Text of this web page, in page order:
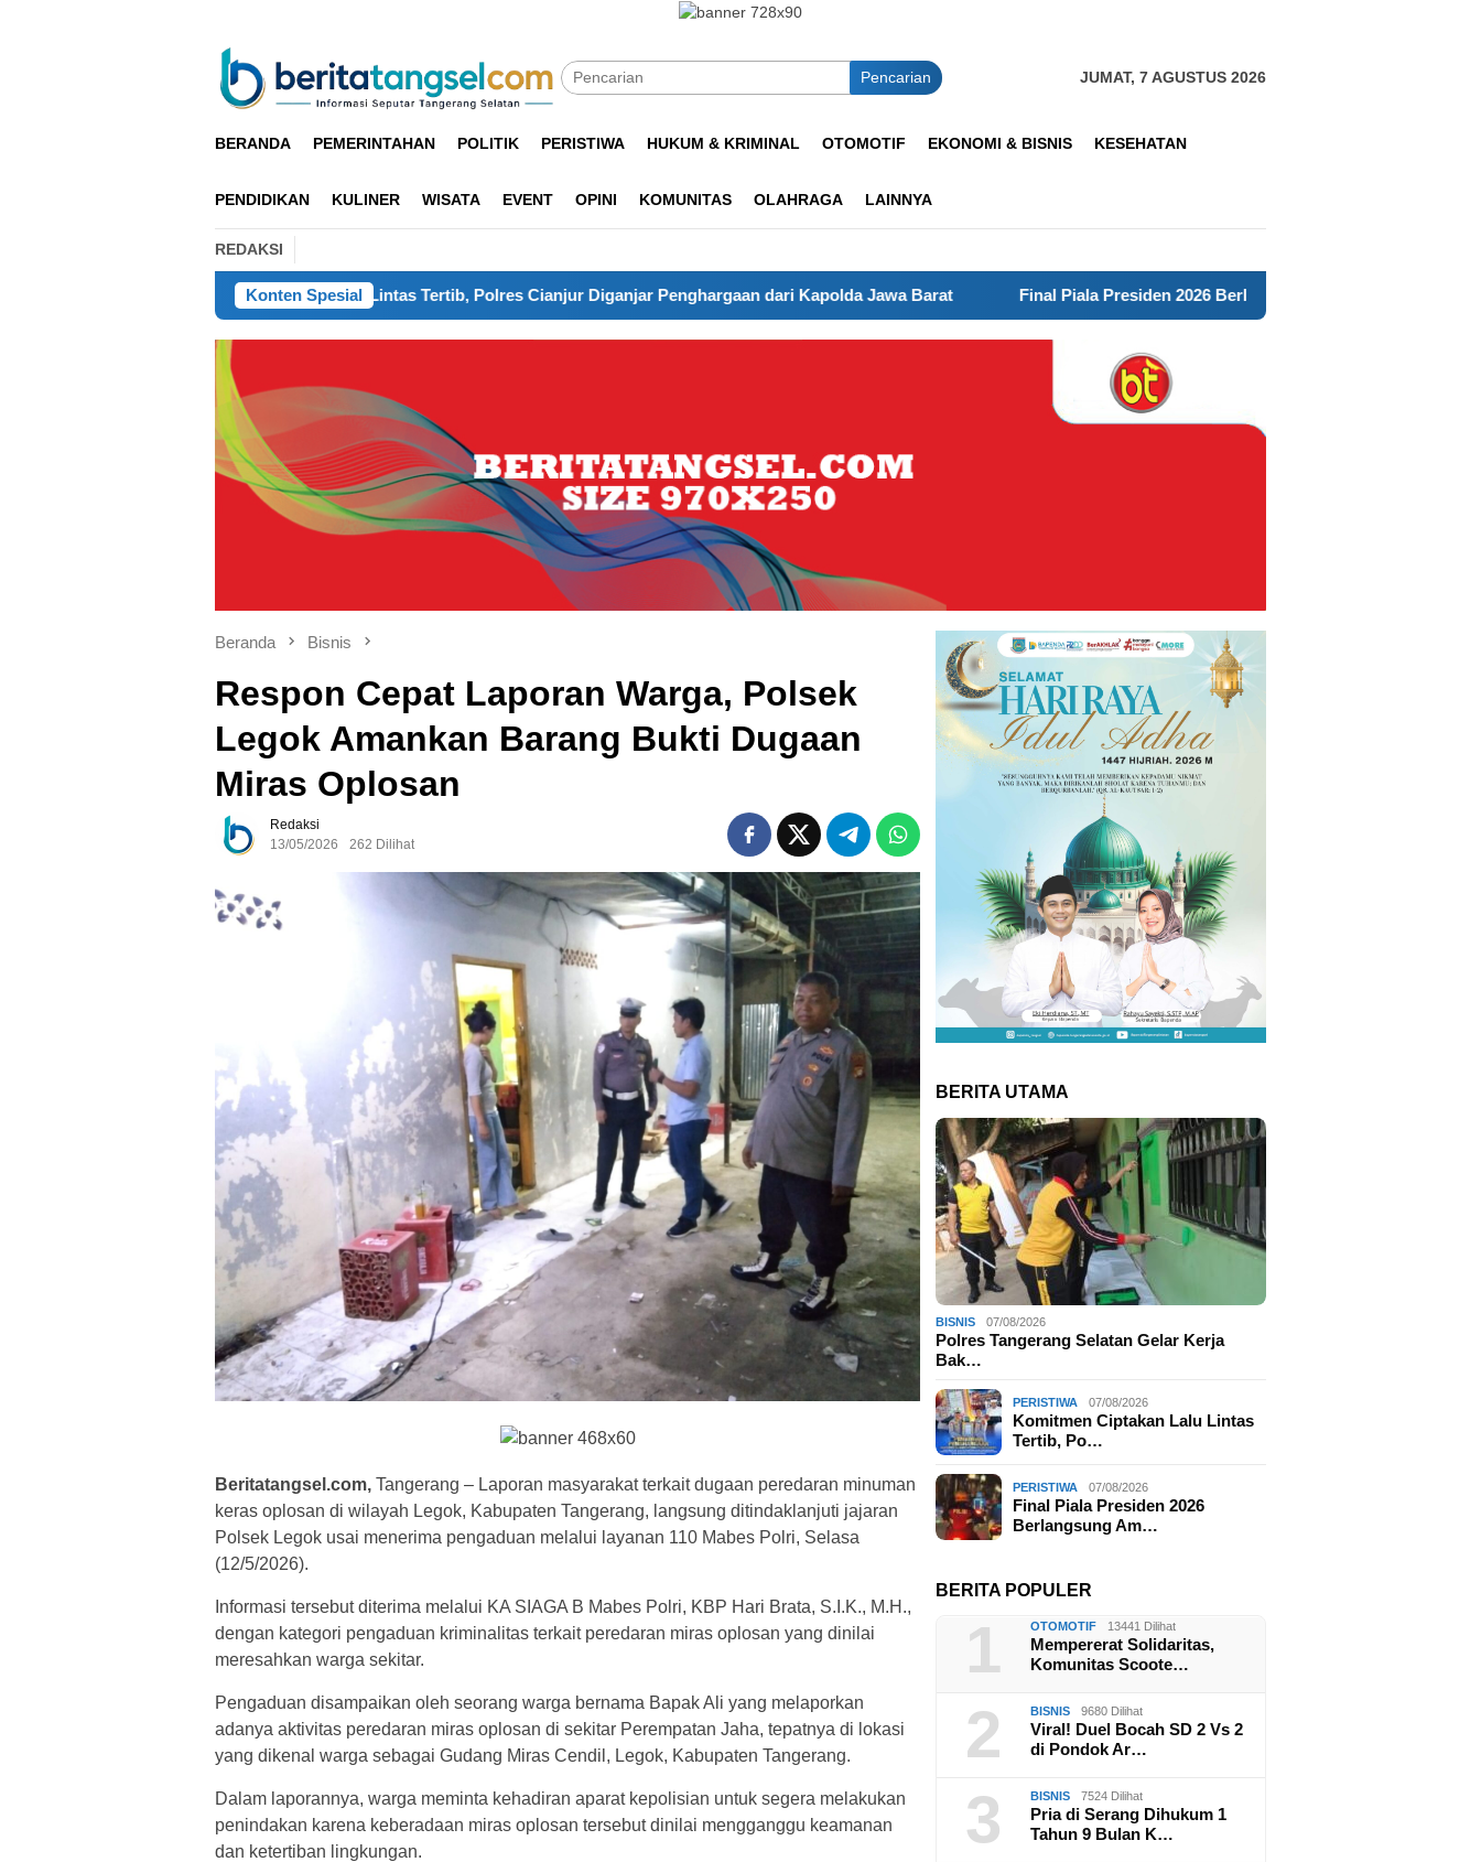
Pencarian
JUMAT, 7 AGUSTUS 2026
BERANDA PEMERINTAHAN POLITIK PERISTIWA HUKUM & KRIMINAL OTOMOTIF EKONOMI & BISNIS KESEHATAN
PENDIDIKAN KULINER WISATA EVENT OPINI KOMUNITAS OLAHRAGA LAINNYA
REDAKSI
Konten Spesial
Komitmen Ciptakan Lalu Lintas Tertib, Polres Cianjur Diganjar Penghargaan dari Kapolda Jawa Barat Final Piala Presiden 2026 Berlangsung Aman, Polres Cianjur Intensifkan
Beranda Bisnis
Respon Cepat Laporan Warga, Polsek
Legok Amankan Barang Bukti Dugaan
Miras Oplosan
Redaksi
13/05/2026
262 Dilihat
Beritatangsel.com, Tangerang – Laporan masyarakat terkait dugaan peredaran minuman
keras oplosan di wilayah Legok, Kabupaten Tangerang, langsung ditindaklanjuti jajaran
Polsek Legok usai menerima pengaduan melalui layanan 110 Mabes Polri, Selasa
(12/5/2026).
Informasi tersebut diterima melalui KA SIAGA B Mabes Polri, KBP Hari Brata, S.I.K., M.H.,
dengan kategori pengaduan kriminalitas terkait peredaran miras oplosan yang dinilai
meresahkan warga sekitar.
Pengaduan disampaikan oleh seorang warga bernama Bapak Ali yang melaporkan
adanya aktivitas peredaran miras oplosan di sekitar Perempatan Jaha, tepatnya di lokasi
yang dikenal warga sebagai Gudang Miras Cendil, Legok, Kabupaten Tangerang.
Dalam laporannya, warga meminta kehadiran aparat kepolisian untuk segera melakukan
penindakan karena keberadaan miras oplosan tersebut dinilai mengganggu keamanan
dan ketertiban lingkungan.
BERITA UTAMA
BISNIS 07/08/2026
Polres Tangerang Selatan Gelar Kerja
Bak…
PERISTIWA 07/08/2026
Komitmen Ciptakan Lalu Lintas
Tertib, Po…
PERISTIWA 07/08/2026
Final Piala Presiden 2026
Berlangsung Am…
BERITA POPULER
1 OTOMOTIF 13441 Dilihat
Mempererat Solidaritas,
Komunitas Scoote…
2 BISNIS 9680 Dilihat
Viral! Duel Bocah SD 2 Vs 2
di Pondok Ar…
3 BISNIS 7524 Dilihat
Pria di Serang Dihukum 1
Tahun 9 Bulan K…